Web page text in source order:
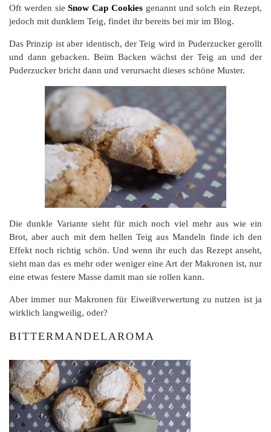
Oft werden sieSnow Cap Cookies genannt und solch ein Rezept,
jedoch mit dunklem Teig, findet ihr bereits bei mir im Blog.
Das Prinzip ist aber identisch, der Teig wird in Puderzucker gerollt
und dann gebacken. Beim Backen wächst der Teig an und der
Puderzucker bricht dann und verursacht dieses schöne Muster.
Die dunkle Variante sieht für mich noch viel mehr aus wie ein
Brot, aber auch mit dem hellen Teig aus Mandeln finde ich den
Effekt noch richtig schön. Und wenn ihr euch das Rezept anseht,
sieht man das es mehr oder weniger eine Art der Makronen ist, nur
eine etwas festere Masse damit man sie rollen kann.
Aber immer nur Makronen für Eiweißverwertung zu nutzen ist ja
wirklich langweilig, oder?
BITTERMANDELAROMA